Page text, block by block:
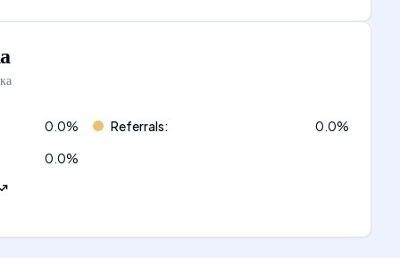
0.0% Referrals: 0.0%
0.0%